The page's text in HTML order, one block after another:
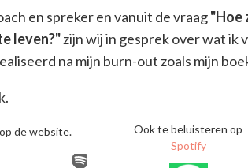
en spreker en vanuit de vraag"Hoe
leven?"zijn wij in gesprek over wat ik
na mijn burn-out zoals mijn
de website.
Ook te beluisteren op
Spotify